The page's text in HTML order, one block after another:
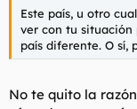
Este país, u otro
ver con tu situación
país diferente. O sí,
No te quito la